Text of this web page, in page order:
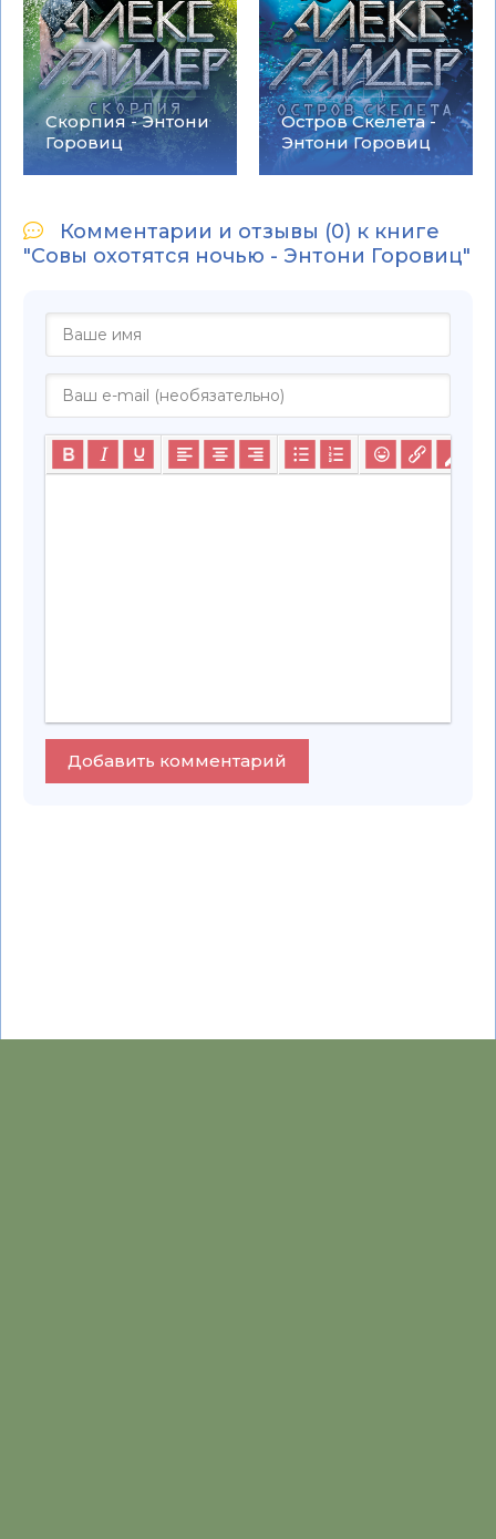
Скорпия - Энтони
Горовиц
Остров Скелета -
Энтони Горовиц
Комментарии и отзывы (0) к книге
"Совы охотятся ночью - Энтони Горовиц"
Добавить комментарий